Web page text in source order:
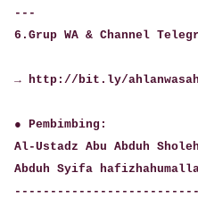
---
6.Grup WA & Channel
→ http://bit.ly/
● Pembimbing:
Al-Ustadz Abu Abduh
Abduh Syifa